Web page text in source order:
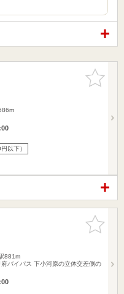
お気に入
りに追加
以下）
お気に入
りに追加
881m
バイパス 下小河原の立体交差側の